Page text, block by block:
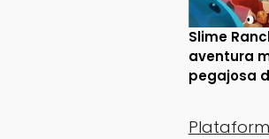
Slime
aventura
pegajosa